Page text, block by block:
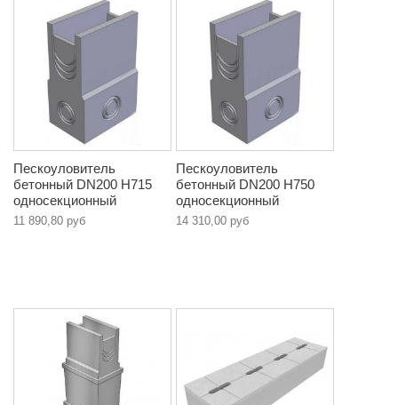
Пескоуловитель
бетонный DN200 Н715
односекционный
11 890,80 руб
Пескоуловитель
бетонный DN200 Н750
односекционный
14 310,00 руб